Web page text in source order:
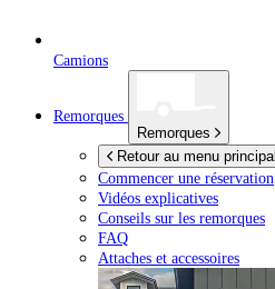
Camions
Remorques
Remorques
Retour au menu principal
Commencer une réservation
Vidéos explicatives
Conseils sur les remorques
FAQ
Attaches et accessoires